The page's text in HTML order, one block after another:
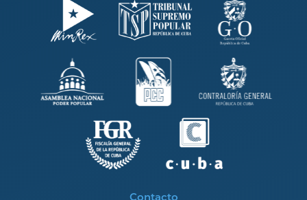
Contacto